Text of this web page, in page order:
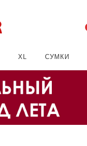
XL СУМКИ